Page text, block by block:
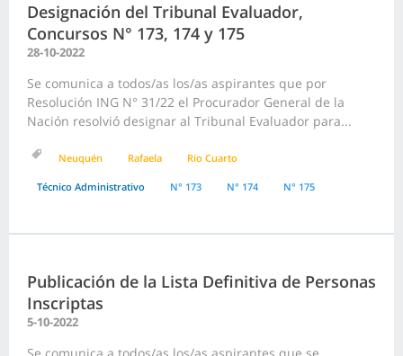
Designación del Tribunal Evaluador,
Concursos N° 173, 174 y 175
28-10-2022
Se comunica a todos/as los/as aspirantes que por
Resolución ING N° 31/22 el Procurador General de la
Nación resolvió designar al Tribunal Evaluador para...
Neuquén Rafaela Rio Cuarto
Técnico Administrativo N° 173 N° 174 N° 175
Publicación de la Lista Definitiva de Personas
Inscriptas
5-10-2022